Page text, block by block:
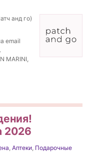
анд го)
email
MARINI,
2026
, Аптеки, Подарочные